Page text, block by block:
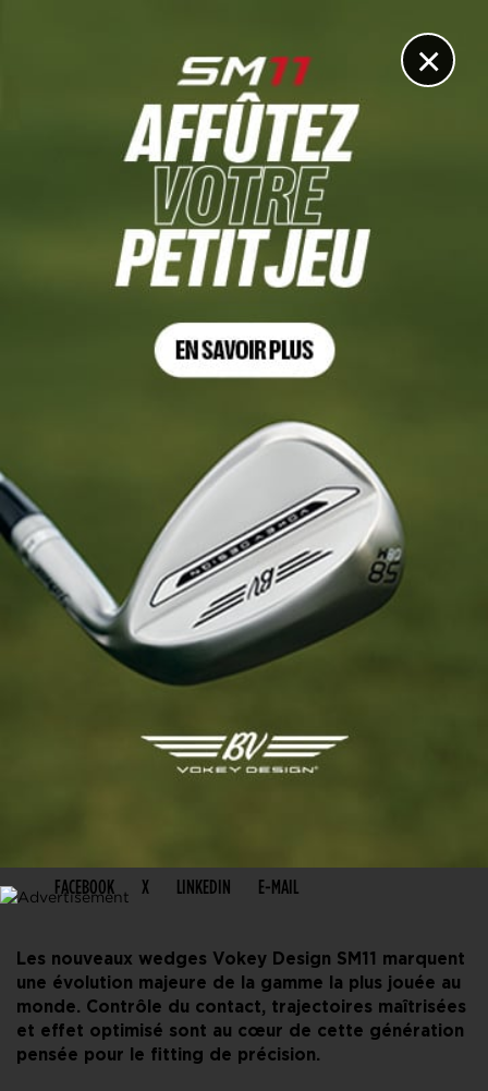
×
FACEBOOK X LINKEDIN E-MAIL
Les nouveaux wedges Vokey Design SM11 marquent
une évolution majeure de la gamme la plus jouée au
monde. Contrôle du contact, trajectoires maîtrisées
et effet optimisé sont au cœur de cette génération
pensée pour le fitting de précision.